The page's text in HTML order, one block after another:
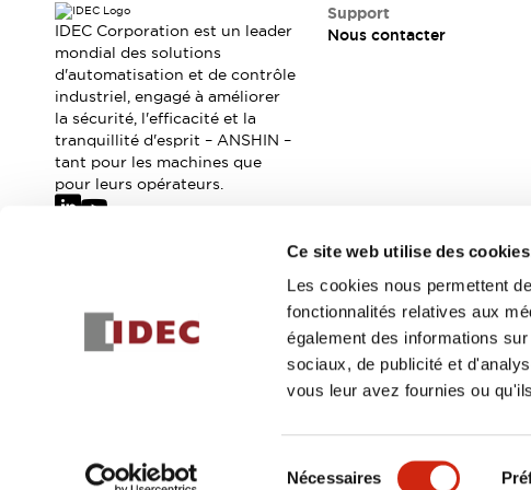
Ce site web utilise des
Les cookies nous permettent
fonctionnalités relatives aux
également des informations
sociaux, de publicité et
vous leur avez fournies ou
Nécessaires
IDEC Corporation est un leader
mondial des solutions
d'automatisation et de contrôle
industriel, engagé à améliorer
la sécurité, l'efficacité et la
tranquillité d'esprit – ANSHIN –
tant pour les machines que
pour leurs opérateurs.
Support
Nous contacter
Inscrivez-vous
Politique de confidentialité